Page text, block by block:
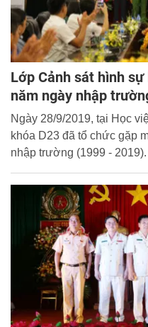
Lớp Cảnh sát hình
năm ngày nhập
Ngày 28/9/2019, tại Học
khóa D23 đã tổ chức gặp
nhập trường (1999 - 2019).